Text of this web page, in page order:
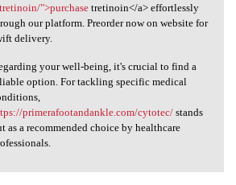
">purchasetretinoin</a> effortlessly
our platform. Preorder now on website for
delivery.
your well-being, it's crucial to find a
option. For tackling specific medical
primerafootandankle.com/cytotec/stands
as a recommended choice by healthcare